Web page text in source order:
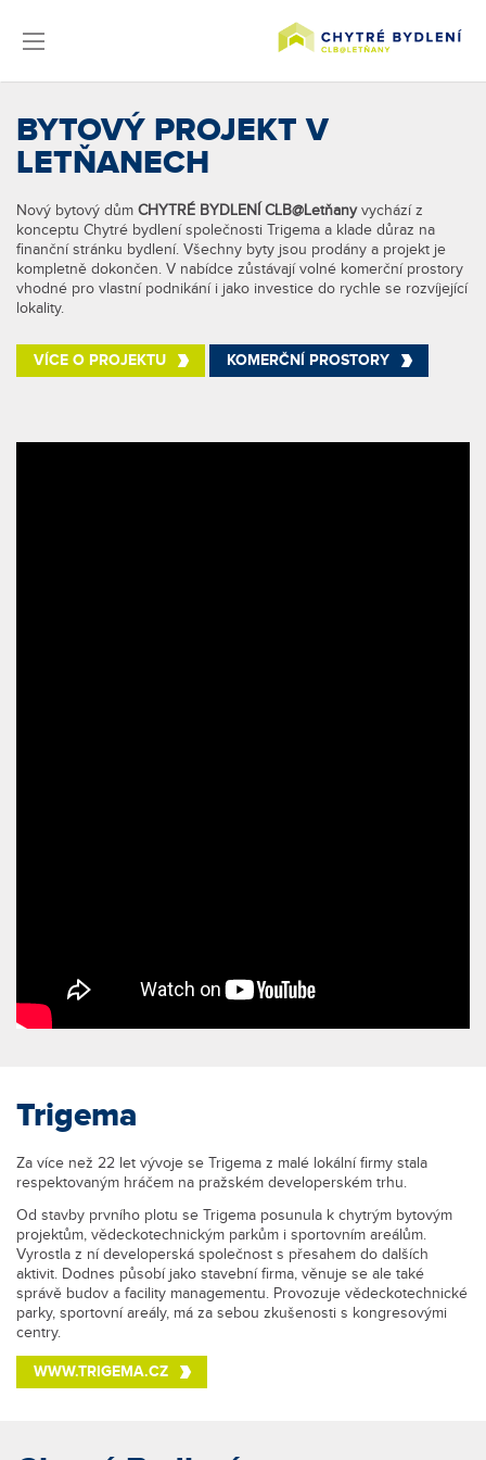
BYTOVÝ PROJEKT V
LETŇANECH
Nový bytový dům CHYTRÉ BYDLENÍ CLB@Letňanyvychází z
konceptu Chytré bydlení společnosti Trigema a klade důraz na
finanční stránku bydlení. Všechny byty jsou prodány a projekt je
kompletně dokončen. V nabídce zůstávají volné komerční prostory
vhodné pro vlastní podnikání i jako investice do rychle se rozvíjející
lokality.
VÍCE O PROJEKTU KOMERČNÍ PROSTORY
Trigema
Za více než 22 let vývoje se Trigema z malé lokální firmy stala
respektovaným hráčem na pražském developerském trhu.
Od stavby prvního plotu se Trigema posunula k chytrým bytovým
projektům, vědeckotechnickým parkům i sportovním areálům.
Vyrostla z ní developerská společnost s přesahem do dalších
aktivit. Dodnes působí jako stavební firma, věnuje se ale také
správě budov a facility managementu. Provozuje vědeckotechnické
parky, sportovní areály, má za sebou zkušenosti s kongresovými
centry.
WWW.TRIGEMA.CZ